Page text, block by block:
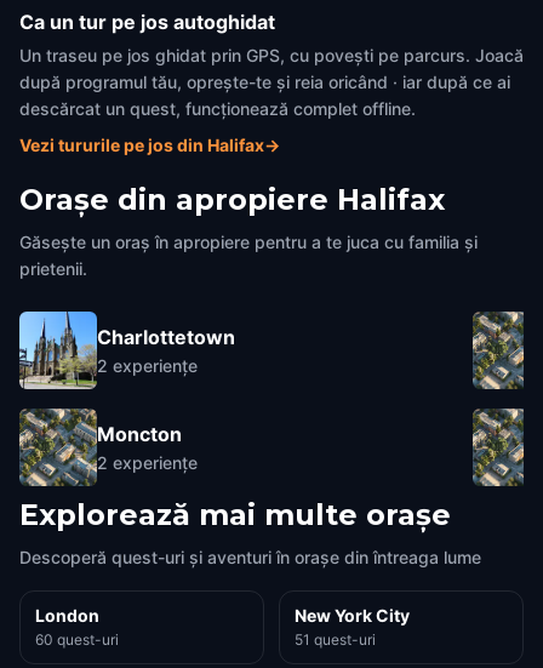
Ca un tur pe jos autoghidat
Un traseu pe jos ghidat prin GPS, cu povești pe parcurs. Joacă
după programul tău, oprește-te și reia oricând · iar după ce ai
descărcat un quest, funcționează complet offline.
Vezi tururile pe jos din Halifax→
Orașe din apropiere Halifax
Găsește un oraș în apropiere pentru a te juca cu familia și
prietenii.
Charlottetown
2 experiențe
Moncton
2 experiențe
Explorează mai multe orașe
Descoperă quest-uri și aventuri în orașe din întreaga lume
London
60 quest-uri
New York City
51 quest-uri